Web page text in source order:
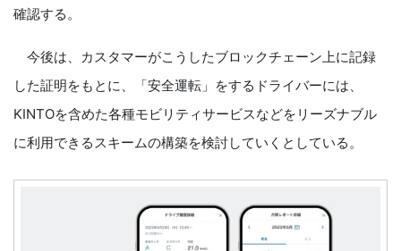
確認する。
今後は、カスタマーがこうしたブロックチェーン上に記録
した証明をもとに、「安全運転」をするドライバーには、
KINTOを含めた各種モビリティサービスなどをリーズナブル
に利用できるスキームの構築を検討していくとしている。